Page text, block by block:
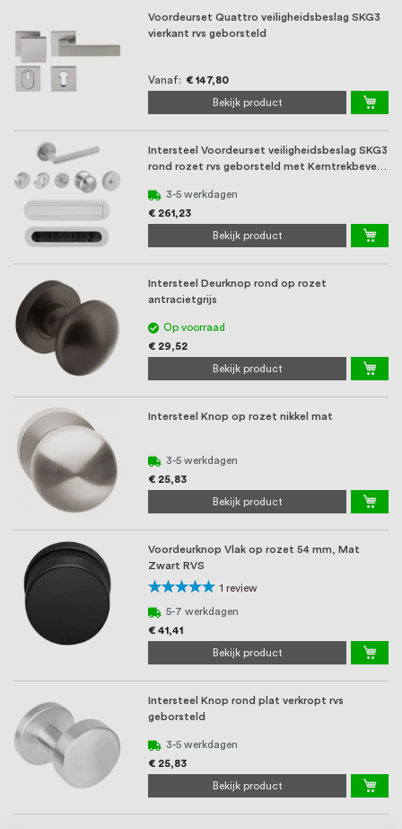
Voordeurset Quattro veiligheidsbeslag SKG3
vierkant rvs geborsteld
Vanaf € 147,80
Bekijk product
Intersteel Voordeurset veiligheidsbeslag SKG3
rond rozet rvs geborsteld met Kerntrekbeveil
3-5 werkdagen
€ 261,23
Bekijk product
Intersteel Deurknop rond op rozet
antracietgrijs
Op voorraad
€ 29,52
Bekijk product
Intersteel Knop op rozet nikkel mat
3-5 werkdagen
€ 25,83
Bekijk product
Voordeurknop Vlak op rozet 54 mm, Mat
Zwart RVS
Waardering:
100%
1 review
5-7 werkdagen
€ 41,41
Bekijk product
Intersteel Knop rond plat verkropt rvs
geborsteld
3-5 werkdagen
€ 25,83
Bekijk product